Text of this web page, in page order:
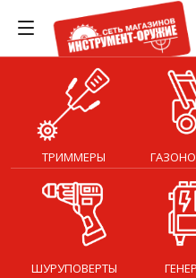
ТРИММЕРЫ
ШУРУПОВЕРТЫ